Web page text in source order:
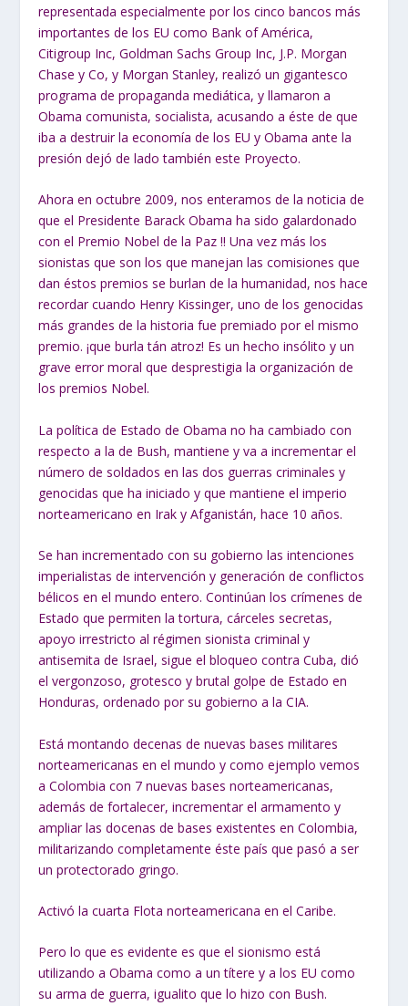
representada especialmente por los cinco bancos más
importantes de los EU como Bank of América,
Citigroup Inc, Goldman Sachs Group Inc, J.P. Morgan
Chase y Co, y Morgan Stanley, realizó un gigantesco
programa de propaganda mediática, y llamaron a
Obama comunista, socialista, acusando a éste de que
iba a destruir la economía de los EU y Obama ante la
presión dejó de lado también este Proyecto.
Ahora en octubre 2009, nos enteramos de la noticia de
que el Presidente Barack Obama ha sido galardonado
con el Premio Nobel de la Paz !! Una vez más los
sionistas que son los que manejan las comisiones que
dan éstos premios se burlan de la humanidad, nos hace
recordar cuando Henry Kissinger, uno de los genocidas
más grandes de la historia fue premiado por el mismo
premio. ¡que burla tán atroz! Es un hecho insólito y un
grave error moral que desprestigia la organización de
los premios Nobel.
La política de Estado de Obama no ha cambiado con
respecto a la de Bush, mantiene y va a incrementar el
número de soldados en las dos guerras criminales y
genocidas que ha iniciado y que mantiene el imperio
norteamericano en Irak y Afganistán, hace 10 años.
Se han incrementado con su gobierno las intenciones
imperialistas de intervención y generación de conflictos
bélicos en el mundo entero. Continúan los crímenes de
Estado que permiten la tortura, cárceles secretas,
apoyo irrestricto al régimen sionista criminal y
antisemita de Israel, sigue el bloqueo contra Cuba, dió
el vergonzoso, grotesco y brutal golpe de Estado en
Honduras, ordenado por su gobierno a la CIA.
Está montando decenas de nuevas bases militares
norteamericanas en el mundo y como ejemplo vemos
a Colombia con 7 nuevas bases norteamericanas,
además de fortalecer, incrementar el armamento y
ampliar las docenas de bases existentes en Colombia,
militarizando completamente éste país que pasó a ser
un protectorado gringo.
Activó la cuarta Flota norteamericana en el Caribe.
Pero lo que es evidente es que el sionismo está
utilizando a Obama como a un títere y a los EU como
su arma de guerra, igualito que lo hizo con Bush.